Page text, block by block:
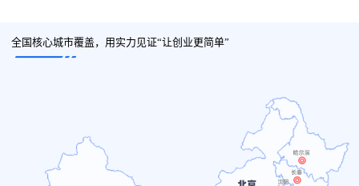
全国核心城市覆盖，用实力见证“让创业更简单”